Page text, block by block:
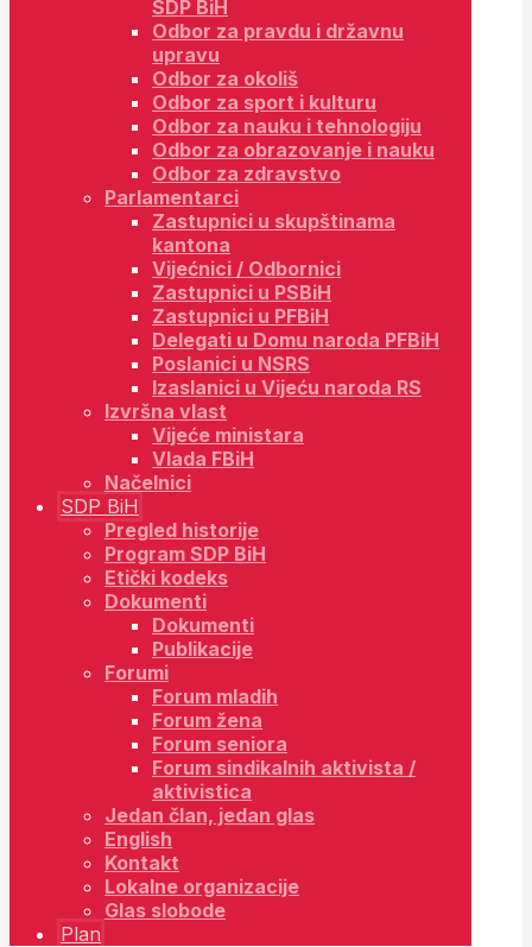
SDP BiH
Odbor za pravdu i državnu
upravu
Odbor za okoliš
Odbor za sport i kulturu
Odbor za nauku i tehnologiju
Odbor za obrazovanje i nauku
Odbor za zdravstvo
Parlamentarci
Zastupnici u skupštinama
kantona
Vijećnici / Odbornici
Zastupnici u PSBiH
Zastupnici u PFBiH
Delegati u Domu naroda PFBiH
Poslanici u NSRS
Izaslanici u Vijeću naroda RS
Izvršna vlast
Vijeće ministara
Vlada FBiH
Načelnici
SDP BiH
Pregled historije
Program SDP BiH
Etički kodeks
Dokumenti
Dokumenti
Publikacije
Forumi
Forum mladih
Forum žena
Forum seniora
Forum sindikalnih aktivista /
aktivistica
Jedan član, jedan glas
English
Kontakt
Lokalne organizacije
Glas slobode
Plan